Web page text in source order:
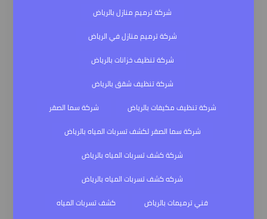
شركة ترميم منازل بالرياض
شركة ترميم منازل في الرياض
شركة تنظيف خزانات بالرياض
شركة تنظيف شقق بالرياض
شركة تنظيف مكيفات بالرياض
شركة سما الصقر
شركة سما الصقر لكشف تسربات المياه بالرياض
شركة كشف تسربات المياه بالرياض
شركه كشف تسربات المياه بالرياض
فني ترميمات بالرياض
كشف تسربات المياه